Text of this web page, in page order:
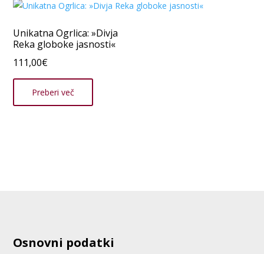
Unikatna Ogrlica: »Divja
Reka globoke jasnosti«
111,00€
Preberi več
Osnovni podatki